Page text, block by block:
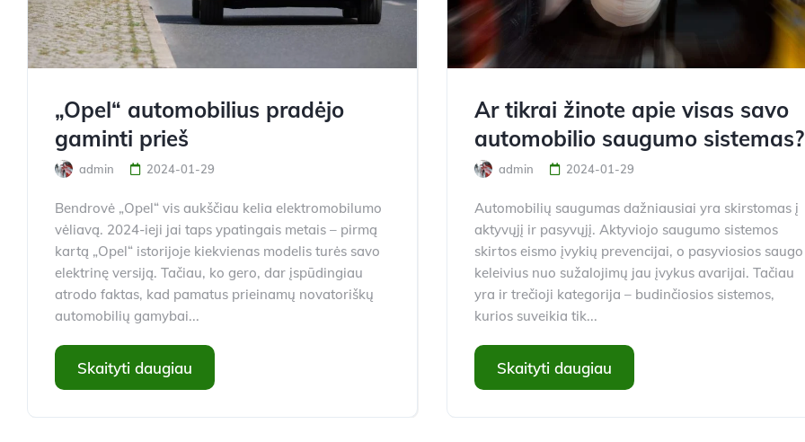
„Opel“ automobilius pradėjo
gaminti prieš
admin 2024-01-29
Bendrovė „Opel“ vis aukščiau kelia elektromobilumo
vėliavą. 2024-ieji jai taps ypatingais metais – pirmą
kartą „Opel“ istorijoje kiekvienas modelis turės savo
elektrinę versiją. Tačiau, ko gero, dar įspūdingiau
atrodo faktas, kad pamatus prieinamų novatoriškų
automobilių gamybai...
Skaityti daugiau
Ar tikrai žinote apie visas savo
automobilio saugumo sistemas?
admin 2024-01-29
Automobilių saugumas dažniausiai yra skirstomas į
aktyvųjį ir pasyvųjį. Aktyviojo saugumo sistemos
skirtos eismo įvykių prevencijai, o pasyviosios saugo
keleivius nuo sužalojimų jau įvykus avarijai. Tačiau
yra ir trečioji kategorija – budinčiosios sistemos,
kurios suveikia tik...
Skaityti daugiau